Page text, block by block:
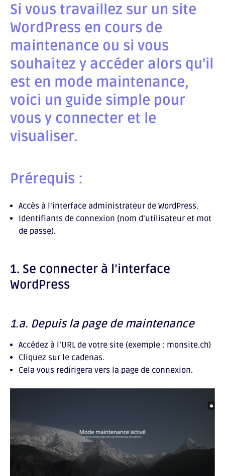
Si vous travaillez sur un site
WordPress en cours de
maintenance ou si vous
souhaitez y accéder alors qu’il
est en mode maintenance,
voici un guide simple pour
vous y connecter et le
visualiser.
Prérequis :
Accès à l’interface administrateur de WordPress.
Identifiants de connexion (nom d’utilisateur et mot
de passe).
1. Se connecter à l’interface
WordPress
1.a. Depuis la page de maintenance
Accédez à l’URL de votre site (exemple : monsite.ch)
Cliquez sur le cadenas.
Cela vous redirigera vers la page de connexion.